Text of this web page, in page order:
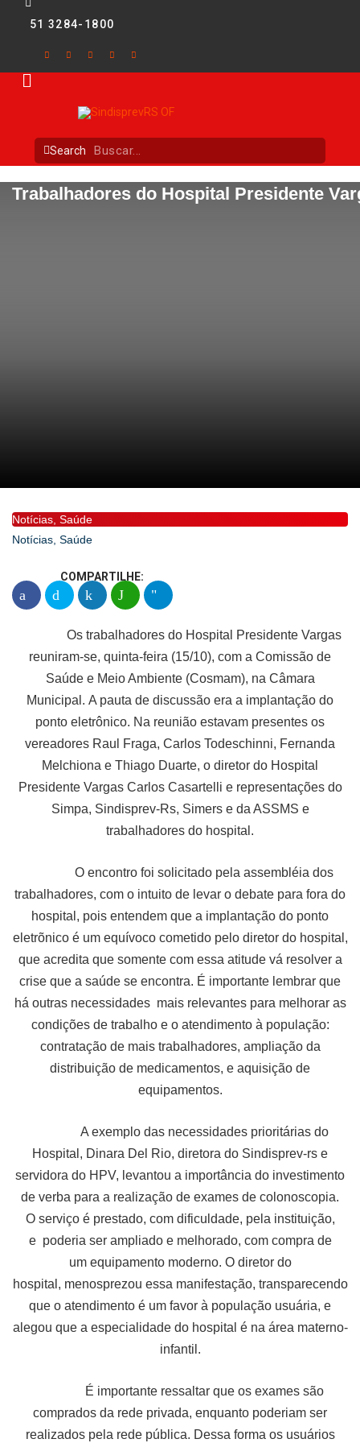
51 3284-1800
Search
Trabalhadores do Hospital Presidente
Notícias, Saúde
Notícias, Saúde
COMPARTILHE:
Os trabalhadores do Hospital Presidente Vargas
reuniram-se, quinta-feira (15/10), com a Comissão de
Saúde e Meio Ambiente (Cosmam), na Câmara
Municipal. A pauta de discussão era a implantação do
ponto eletrônico. Na reunião estavam presentes os
vereadores Raul Fraga, Carlos Todeschinni, Fernanda
Melchiona e Thiago Duarte, o diretor do Hospital
Presidente Vargas Carlos Casartelli e representações do
Simpa, Sindisprev-Rs, Simers e da ASSMS e
trabalhadores do hospital.
O encontro foi solicitado pela assembléia dos
trabalhadores, com o intuito de levar o debate para fora do
hospital, pois entendem que a implantação do ponto
eletrõnico é um equívoco cometido pelo diretor do hospital,
que acredita que somente com essa atitude vá resolver a
crise que a saúde se encontra. É importante lembrar que
há outras necessidades mais relevantes para melhorar as
condições de trabalho e o atendimento à população:
contratação de mais trabalhadores, ampliação da
distribuição de medicamentos, e aquisição de
equipamentos.
A exemplo das necessidades prioritárias do
Hospital, Dinara Del Rio, diretora do Sindisprev-rs e
servidora do HPV, levantou a importância do investimento
de verba para a realização de exames de colonoscopia.
O serviço é prestado, com dificuldade, pela instituição,
e poderia ser ampliado e melhorado, com compra de
um equipamento moderno. O diretor do
hospital, menosprezou essa manifestação, transparecendo
que o atendimento é um favor à população usuária, e
alegou que a especialidade do hospital é na área materno-
infantil.
É importante ressaltar que os exames são
comprados da rede privada, enquanto poderiam ser
realizados pela rede pública. Dessa forma os usuários